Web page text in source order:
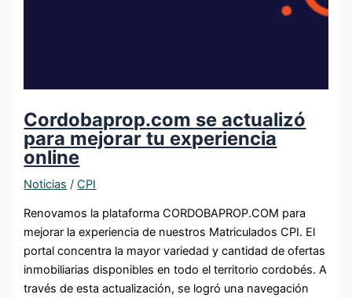
Cordobaprop.com se actualizó
para mejorar tu experiencia
online
Noticias /CPI
Renovamos la plataforma CORDOBAPROP.COM para
mejorar la experiencia de nuestros Matriculados CPI. El
portal concentra la mayor variedad y cantidad de ofertas
inmobiliarias disponibles en todo el territorio cordobés. A
través de esta actualización, se logró una navegación